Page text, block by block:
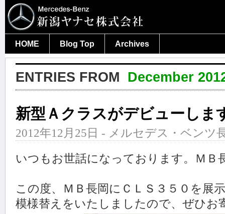
HOME Blog Top Archives
ENTRIES FROM December
新型Ａクラスがデビューしま
2012年12月25日 - メルセデス・ベンツ
いつもお世話になっております。ＭＢ
この度、ＭＢ長岡にＣＬＳ３５０を展
模様替えをいたしましたので、ぜひお